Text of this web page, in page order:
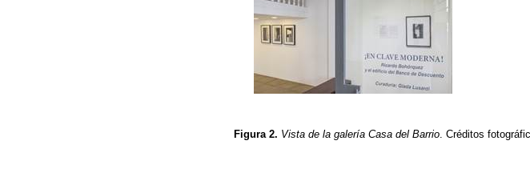
Figura 2. Vista de la galería Casa del Barrio . Créditos